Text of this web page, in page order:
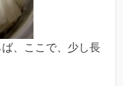
、ここで、少し長